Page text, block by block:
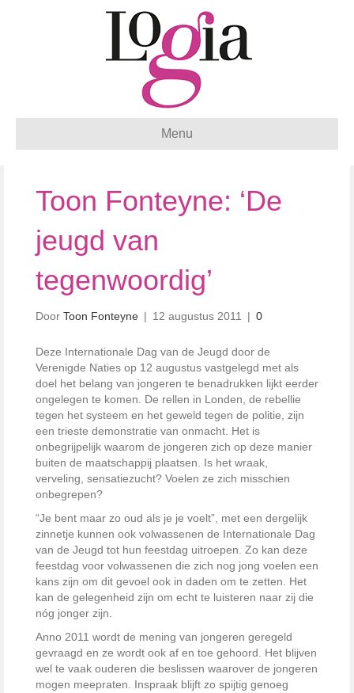
Menu
Toon Fonteyne: ‘De
jeugd van
tegenwoordig’
Door Toon Fonteyne | 12 augustus 2011 | 0
Deze Internationale Dag van de Jeugd door de
Verenigde Naties op 12 augustus vastgelegd met als
doel het belang van jongeren te benadrukken lijkt eerder
ongelegen te komen. De rellen in Londen, de rebellie
tegen het systeem en het geweld tegen de politie, zijn
een trieste demonstratie van onmacht. Het is
onbegrijpelijk waarom de jongeren zich op deze manier
buiten de maatschappij plaatsen. Is het wraak,
verveling, sensatiezucht? Voelen ze zich misschien
onbegrepen?
“Je bent maar zo oud als je je voelt”, met een dergelijk
zinnetje kunnen ook volwassenen de Internationale Dag
van de Jeugd tot hun feestdag uitroepen. Zo kan deze
feestdag voor volwassenen die zich nog jong voelen een
kans zijn om dit gevoel ook in daden om te zetten. Het
kan de gelegenheid zijn om echt te luisteren naar zij die
nóg jonger zijn.
Anno 2011 wordt de mening van jongeren geregeld
gevraagd en ze wordt ook af en toe gehoord. Het blijven
wel te vaak ouderen die beslissen waarover de jongeren
mogen meepraten. Inspraak blijft zo spijtig genoeg